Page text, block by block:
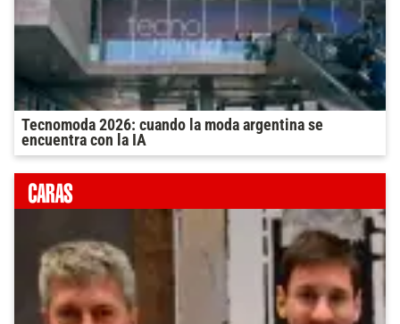
Tecnomoda 2026: cuando la moda argentina se
encuentra con la IA